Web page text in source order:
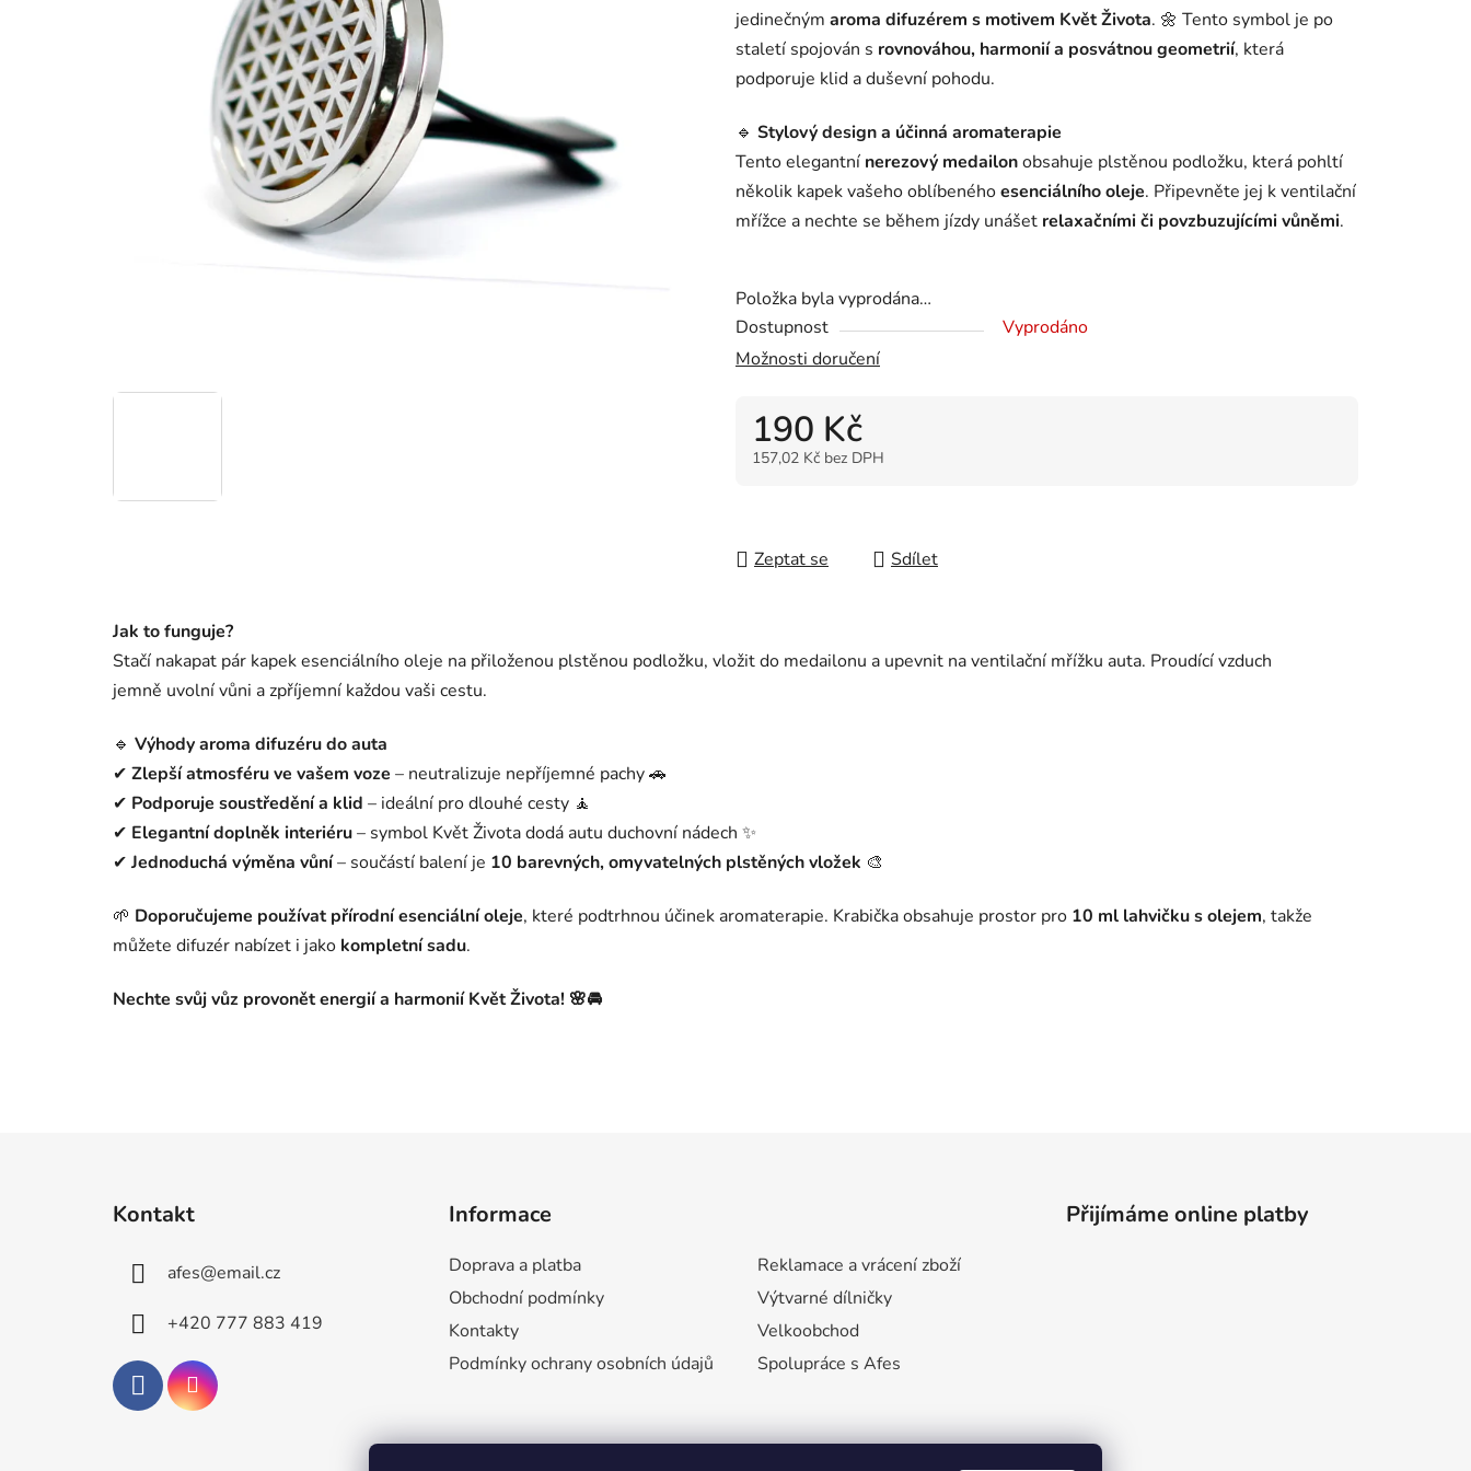
0,0
jedinečným aroma difuzérem s motivem Květ Života. 🌼 Tento symbol je po
staletí spojován s rovnováhou, harmonií a posvátnou geometrií, která
podporuje klid a duševní pohodu.
🔹 Stylový design a účinná aromaterapie
Tento elegantní nerezový medailonobsahuje plstěnou podložku, která pohltí
několik kapek vašeho oblíbenéhoesenciálního oleje. Připevněte jej k ventilační
mřížce a nechte se během jízdy unášet relaxačními či povzbuzujícími vůněmi.
Položka byla vyprodána…
Dostupnost
Vyprodáno
Možnosti doručení
190 Kč
157,02 Kč bez DPH
Zeptat se Sdílet
Jak to funguje?
Stačí nakapat pár kapek esenciálního oleje na přiloženou plstěnou podložku, vložit do medailonu a upevnit na ventilační mřížku auta. Proudící vzduch
jemně uvolní vůni a zpříjemní každou vaši cestu.
🔹 Výhody aroma difuzéru do auta
✔ Zlepší atmosféru ve vašem voze – neutralizuje nepříjemné pachy 🚗
✔ Podporuje soustředění a klid – ideální pro dlouhé cesty 🧘
✔ Elegantní doplněk interiéru– symbol Květ Života dodá autu duchovní nádech ✨
✔ Jednoduchá výměna vůní– součástí balení je 10 barevných, omyvatelných plstěných vložek 🎨
🌱 Doporučujeme používat přírodní esenciální oleje, které podtrhnou účinek aromaterapie. Krabička obsahuje prostor pro 10 ml lahvičku s olejem, takže
můžete difuzér nabízet i jako kompletní sadu.
Nechte svůj vůz provonět energií a harmonií Květ Života! 🌸🚘
Kontakt
afes@email.cz
+420 777 883 419
Informace
Doprava a platba
Obchodní podmínky
Kontakty
Podmínky ochrany osobních údajů
Reklamace a vrácení zboží
Výtvarné dílničky
Velkoobchod
Spolupráce s Afes
Přijímáme online platby